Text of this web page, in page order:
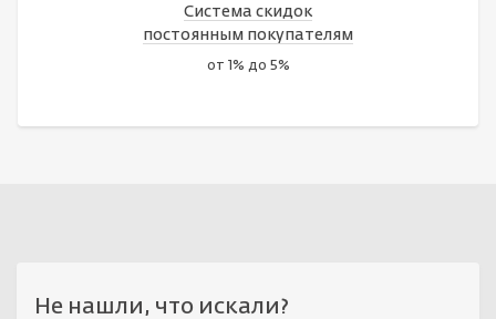
Система скидок
постоянным покупателям
от 1% до 5%
Не нашли, что искали?